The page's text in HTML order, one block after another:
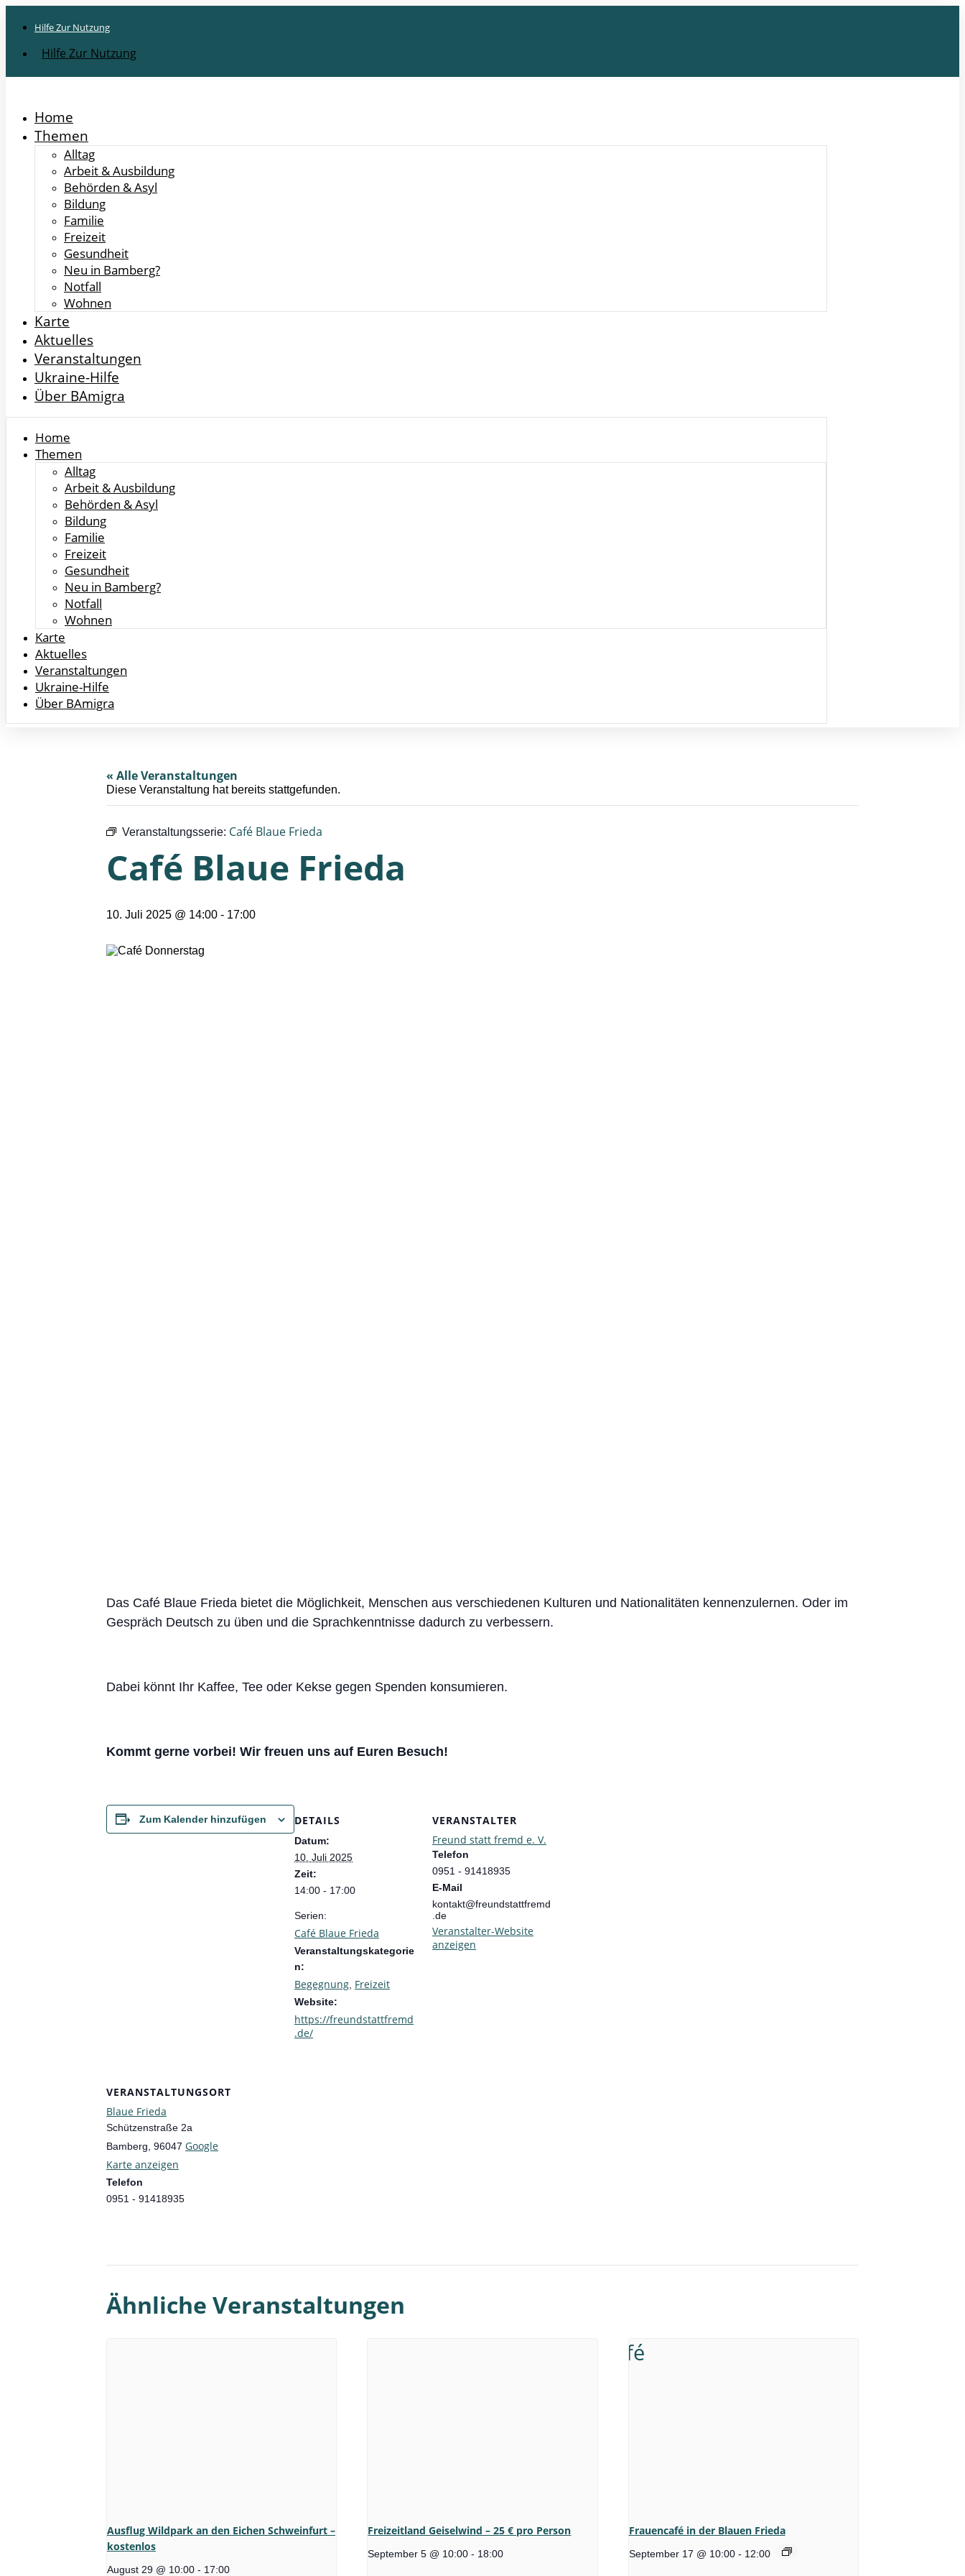
Hilfe Zur Nutzung
Hilfe Zur Nutzung
Home
Themen
Alltag
Arbeit & Ausbildung
Behörden & Asyl
Bildung
Familie
Freizeit
Gesundheit
Neu in Bamberg?
Notfall
Wohnen
Karte
Aktuelles
Veranstaltungen
Ukraine-Hilfe
Über BAmigra
Home
Themen
Alltag
Arbeit & Ausbildung
Behörden & Asyl
Bildung
Familie
Freizeit
Gesundheit
Neu in Bamberg?
Notfall
Wohnen
Karte
Aktuelles
Veranstaltungen
Ukraine-Hilfe
Über BAmigra
« Alle Veranstaltungen
Diese Veranstaltung hat bereits stattgefunden.
Veranstaltungsserie: Café Blaue Frieda
Café Blaue Frieda
10. Juli 2025 @ 14:00 - 17:00
Das Café Blaue Frieda bietet die Möglichkeit, Menschen aus verschiedenen Kulturen und Nationalitäten kennenzulernen. Oder im
Gespräch Deutsch zu üben und die Sprachkenntnisse dadurch zu verbessern.
Dabei könnt Ihr Kaffee, Tee oder Kekse gegen Spenden konsumieren.
Kommt gerne vorbei! Wir freuen uns auf Euren Besuch!
Zum Kalender hinzufügen DETAILS
Datum:
10. Juli 2025
Zeit:
14:00 - 17:00
Serien:
Café Blaue Frieda
Veranstaltungskategorie
n:
Begegnung Freizeit
Website:
https://freundstattfremd
.de/
VERANSTALTER
Freund statt fremd e. V.
Telefon
0951 - 91418935
E-Mail
kontakt@freundstattfremd
.de
Veranstalter-Website
anzeigen
VERANSTALTUNGSORT
Blaue Frieda
Schützenstraße 2a
Bamberg, 96047 Google
Karte anzeigen
Telefon
0951 - 91418935
Ähnliche Veranstaltungen
Ausflug Wildpark an den Eichen Schweinfurt –
kostenlos
August 29 @ 10:00 - 17:00
Freizeitland Geiselwind – 25 € pro Person
September 5 @ 10:00 - 18:00
Frauencafé in der Blauen Frieda
September 17 @ 10:00 - 12:00